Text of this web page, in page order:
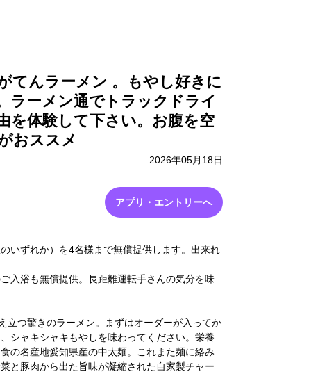
てんラーメン 。もやし好きに
ラーメン通でトラックドライ
を体験して下さい。お腹を空
おススメ
2026年05月18日
アプリ・エントリーへ
いずれか）を4名様まで無償提供します。出来れ
入浴も無償提供。長距離運転手さんの気分を味
つ驚きのラーメン。まずはオーダーが入ってか
シャキシャキもやしを味わってください。栄養
の名産地愛知県産の中太麺。これまた麺に絡み
と豚肉から出た旨味が凝縮された自家製チャー